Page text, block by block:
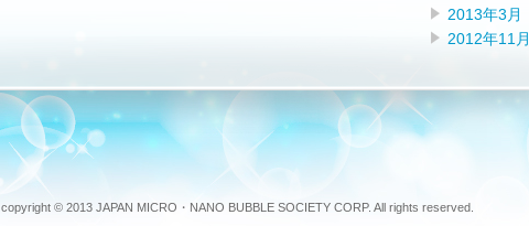
2013年3月
2012年11月
copyright © 2013 JAPAN MICRO・NANO BUBBLE SOCIETY CORP. All rights reserved.